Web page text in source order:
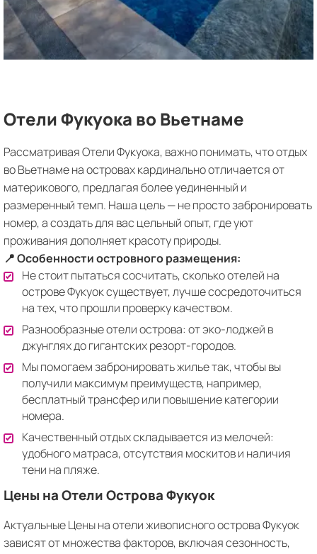
Отели Фукуока во Вьетнаме
Рассматривая Отели Фукуока, важно понимать, что отдых
во Вьетнаме на островах кардинально отличается от
материкового, предлагая более уединенный и
размеренный темп. Наша цель — не просто забронировать
номер, а создать для вас цельный опыт, где уют
проживания дополняет красоту природы.
📍 Особенности островного размещения:
Не стоит пытаться сосчитать, сколько отелей на
острове Фукуок существует, лучше сосредоточиться
на тех, что прошли проверку качеством.
Разнообразные отели острова: от эко-лоджей в
джунглях до гигантских резорт-городов.
Мы помогаем забронировать жилье так, чтобы вы
получили максимум преимуществ, например,
бесплатный трансфер или повышение категории
номера.
Качественный отдых складывается из мелочей:
удобного матраса, отсутствия москитов и наличия
тени на пляже.
Цены на Отели Острова Фукуок
Актуальные Цены на отели живописного острова Фукуок
зависят от множества факторов, включая сезонность,